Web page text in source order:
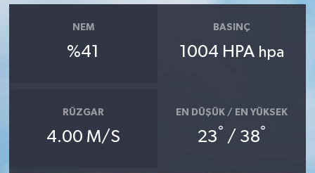
NEM
%41
BASINÇ
1004 HPA hpa
RÜZGAR
4.00 M/S
EN DÜŞÜK / EN YÜKSEK
23° / 38°